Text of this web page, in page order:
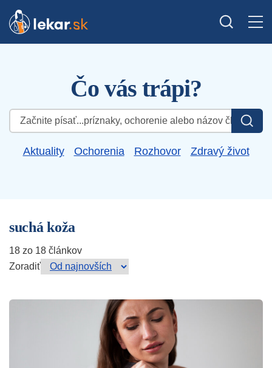
Čo vás trápi?
Hľadať:
Aktuality Ochorenia Rozhovor Zdravý život
suchá koža
18 zo 18 článkov
Zoradiť